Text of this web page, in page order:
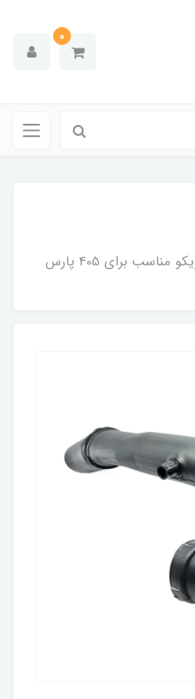
0
لوله هوا ایکس 5 دوگانه سوز آریکو مناسب برای 405 پارس